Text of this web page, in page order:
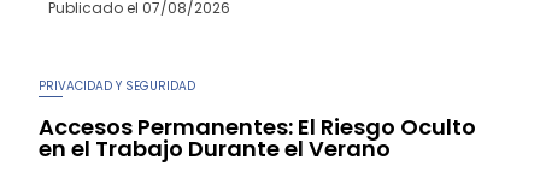
Publicado el 07/08/2026
PRIVACIDAD Y SEGURIDAD
Accesos Permanentes: El Riesgo Oculto
en el Trabajo Durante el Verano